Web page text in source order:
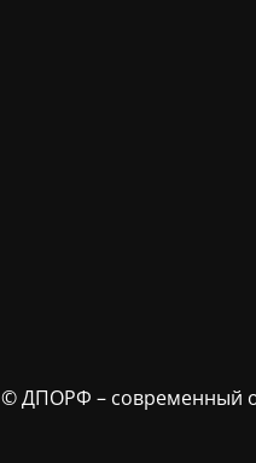
© ДПОРФ – современный